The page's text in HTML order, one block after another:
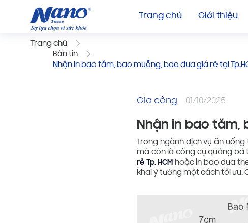
Trang chủ Giới thiệu
Trang chủ
Bản tin
Nhận in bao tăm, bao muỗng, bao đũa giá rẻ tại
Gia công 01/10/2025
Nhận in bao tăm,
Trong ngành dịch vụ ăn
mà còn là công cụ quảng bá
rẻ Tp. HCM hoặc in bao đũa
khai ý tưởng một cách tối ưu.